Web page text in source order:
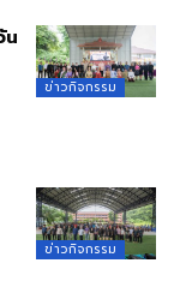
ข่าวกิจกรรม
น
ข่าวกิจกรรม